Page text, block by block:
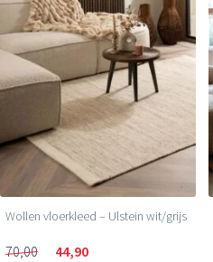
Wollen vloerkleed – Ulstein wit/grijs
70,00 44,90